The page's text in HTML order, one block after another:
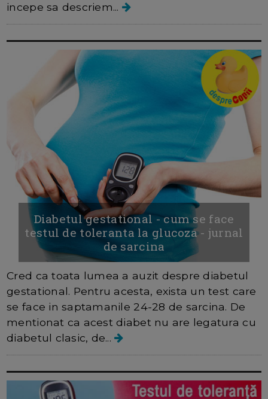
incepe sa descriem...
Diabetul gestational - cum se face
testul de toleranta la glucoza - jurnal
de sarcina
Cred ca toata lumea a auzit despre diabetul
gestational. Pentru acesta, exista un test care
se face in saptamanile 24-28 de sarcina. De
mentionat ca acest diabet nu are legatura cu
diabetul clasic, de...